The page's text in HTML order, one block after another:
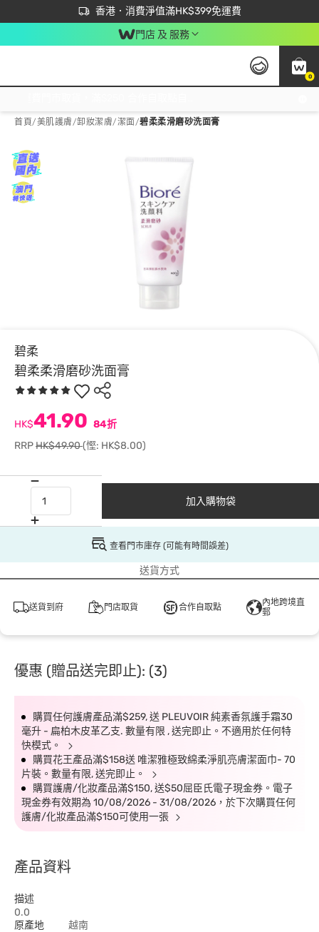
香港．消費淨值滿HK$399免運費
立即成為易賞錢會員盡享獨家優惠
首次APP下單買滿$450 輸入 NEWAPP 即減$50
門店 及 服務
0
首頁/美肌護膚/卸妝潔膚/潔面/碧柔柔滑磨砂洗面膏
碧柔
碧柔柔滑磨砂洗面膏
HK$41.90 84折
RRPHK$49.90(慳: HK$8.00)
加入購物袋
查看門市庫存 (可能有時間誤差)
送貨方式
送貨到府 門店取貨 合作自取點
內地跨境直
郵
優惠 (贈品送完即止): (3)
購買任何護膚產品滿$259, 送 PLEUVOIR 純素香氛護手霜30
毫升 - 扁柏木皮革乙支. 數量有限 , 送完即止。不適用於任何特
快模式。
購買花王產品滿$158送 唯潔雅極致綿柔淨肌亮膚潔面巾- 70
片裝。數量有限, 送完即止。
購買護膚/化妝產品滿$150, 送$50屈臣氏電子現金券。電子
現金券有效期為 10/08/2026 - 31/08/2026，於下次購買任何
護膚/化妝產品滿$150可使用一張
產品資料
描述
0.0
原產地
越南